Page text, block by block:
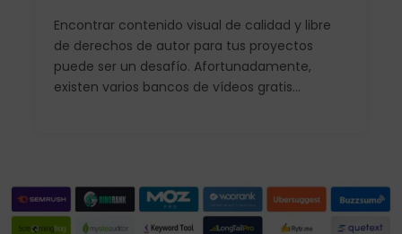
Encontrar contenido visual de calidad y libre
de derechos de autor para tus proyectos
puede ser un desafío. Afortunadamente,
existen varios bancos de vídeos gratis...